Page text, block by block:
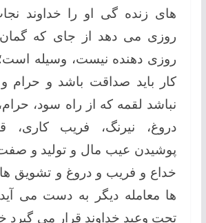
های زنده گی او را خداوند
روزی می دهد از جای که
روزی دهنده نیست، وسیله
کار باید صداقت باشد و حرام
نباشد لقمه که از راه سود،
دروغ، نیرنگ، فریب کاری،
پوشیدن عیب مال و تولید و
خداع و فریب و دروغ و تشویق
ها معامله دیگر به دست می
تحت وعید خداوند قرار می گیرد